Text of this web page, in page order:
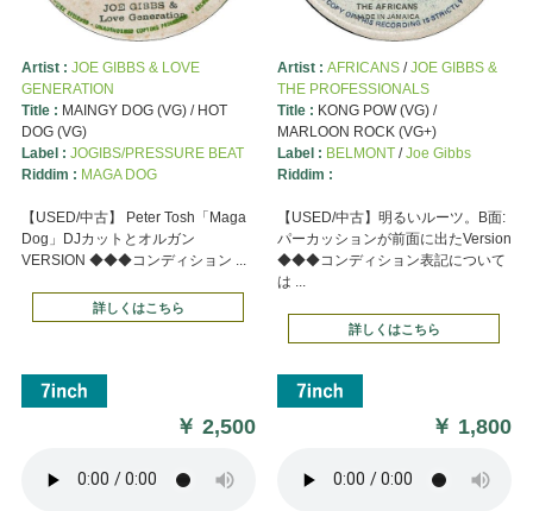
Artist : JOE GIBBS & LOVE
GENERATION
Title : MAINGY DOG (VG) / HOT
DOG (VG)
Label : JOGIBS/PRESSURE BEAT
Riddim : MAGA DOG
【USED/中古】 Peter Tosh「Maga
Dog」DJカットとオルガン
VERSION ◆◆◆コンディション ...
詳しくはこちら
￥2,500
Artist : AFRICANS/JOE GIBBS &
THE PROFESSIONALS
Title : KONG POW (VG) /
MARLOON ROCK (VG+)
Label : BELMONT/Joe Gibbs
Riddim :
【USED/中古】明るいルーツ。B面:
パーカッションが前面に出たVersion
◆◆◆コンディション表記について
は ...
詳しくはこちら
￥ 1,800